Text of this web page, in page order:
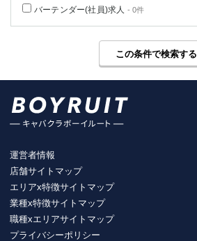
バーテンダー(社員)求人 - 0件
この条件で検索する
運営者情報
店舗サイトマップ
エリアx特徴サイトマップ
業種x特徴サイトマップ
職種xエリアサイトマップ
プライバシーポリシー